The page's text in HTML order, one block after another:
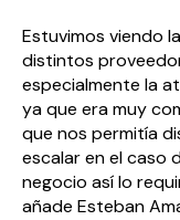
Estuvimos viendo
distintos
especialmente la
ya que era muy
que nos permitía
escalar en el caso
negocio así lo
añade Esteban